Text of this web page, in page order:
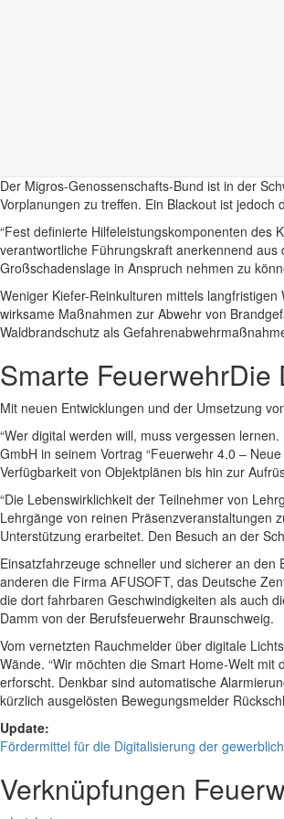
Thomas Loster von der Münchener Rück
Erderwärmung zu verhindern. “Sobald man
Der Migros-Genossenschafts-Bund ist in der
Vorplanungen zu treffen. Ein Blackout ist
“Fest definierte Hilfeleistungskomponenten des
verantwortliche Führungskraft anerkennend
Großschadenslage in Anspruch nehmen zu
Weniger Kiefer-Reinkulturen mittels
wirksame Maßnahmen zur Abwehr von
Waldbrandschutz als
Smarte FeuerwehrDie
Mit neuen Entwicklungen und der Umsetzung
“Wer digital werden will, muss vergessen
GmbH in seinem Vortrag “Feuerwehr 4.0 –
Verfügbarkeit von Objektplänen bis hin zur
“Die Lebenswirklichkeit der Teilnehmer von
Lehrgänge von reinen Präsenzveranstaltungen
Unterstützung erarbeitet. Den Besuch an der
Einsatzfahrzeuge schneller und sicherer an
anderen die Firma AFUSOFT, das Deutsche
die dort fahrbaren Geschwindigkeiten als auch
Damm von der Berufsfeuerwehr Braunschweig.
Vom vernetzten Rauchmelder über digitale
Wände. “Wir möchten die Smart Home-Welt
erforscht. Denkbar sind automatische
kürzlich ausgelösten Bewegungsmelder
Update:
Fördermittel für die Digitalisierung der
Verknüpfungen